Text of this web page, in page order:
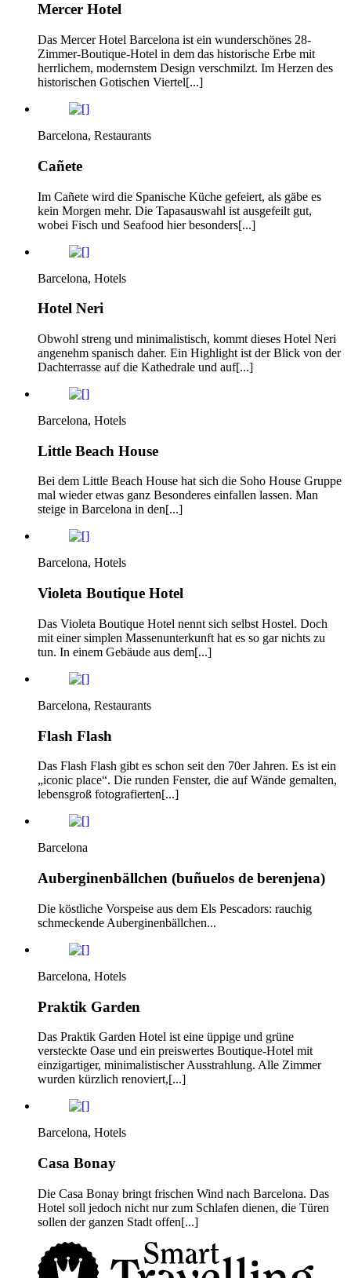
Mercer Hotel
Das Mercer Hotel Barcelona ist ein wunderschönes 28-
Zimmer-Boutique-Hotel in dem das historische Erbe mit
herrlichem, modernstem Design verschmilzt. Im Herzen des
historischen Gotischen Viertel[...]
Barcelona, Restaurants
Cañete
Im Cañete wird die Spanische Küche gefeiert, als gäbe es
kein Morgen mehr. Die Tapasauswahl ist ausgefeilt gut,
wobei Fisch und Seafood hier besonders[...]
Barcelona, Hotels
Hotel Neri
Obwohl streng und minimalistisch, kommt dieses Hotel Neri
angenehm spanisch daher. Ein Highlight ist der Blick von der
Dachterrasse auf die Kathedrale und auf[...]
Barcelona, Hotels
Little Beach House
Bei dem Little Beach House hat sich die Soho House Gruppe
mal wieder etwas ganz Besonderes einfallen lassen. Man
steige in Barcelona in den[...]
Barcelona, Hotels
Violeta Boutique Hotel
Das Violeta Boutique Hotel nennt sich selbst Hostel. Doch
mit einer simplen Massenunterkunft hat es so gar nichts zu
tun. In einem Gebäude aus dem[...]
Barcelona, Restaurants
Flash Flash
Das Flash Flash gibt es schon seit den 70er Jahren. Es ist ein
„iconic place“. Die runden Fenster, die auf Wände gemalten,
lebensgroß fotografierten[...]
Barcelona
Auberginenbällchen (buñuelos de berenjena)
Die köstliche Vorspeise aus dem Els Pescadors: rauchig
schmeckende Auberginenbällchen...
Barcelona, Hotels
Praktik Garden
Das Praktik Garden Hotel ist eine üppige und grüne
versteckte Oase und ein preiswertes Boutique-Hotel mit
einzigartiger, minimalistischer Ausstrahlung. Alle Zimmer
wurden kürzlich renoviert,[...]
Barcelona, Hotels
Casa Bonay
Die Casa Bonay bringt frischen Wind nach Barcelona. Das
Hotel soll jedoch nicht nur zum Schlafen dienen, die Türen
sollen der ganzen Stadt offen[...]